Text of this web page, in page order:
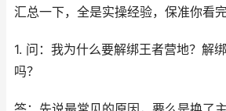
汇总一下，全是实操经验，保准你看完
1. 问：我为什么要解绑王者营地？解
吗？